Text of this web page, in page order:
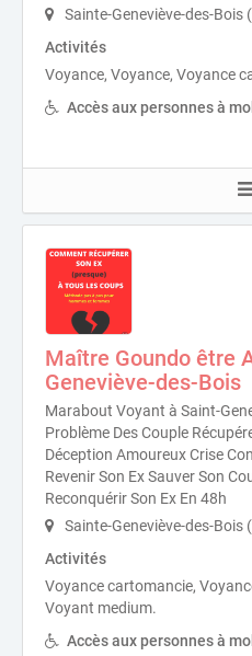
Sainte-Geneviève-des-Bois
Activités
Voyance, Voyance, Voyance
Accès aux personnes à
Maître Goundo être
Geneviève-des-Bois
Marabout Voyant à Saint-
Problème Des Couple
Déception Amoureux Crise
Revenir Son Ex Sauver Son
Reconquérir Son Ex En 48h
Sainte-Geneviève-des-Bois
Activités
Voyance cartomancie,
Voyant medium.
Accès aux personnes à